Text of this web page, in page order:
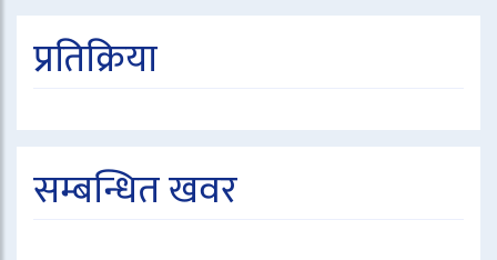
प्रतिक्रिया
सम्बन्धित खवर